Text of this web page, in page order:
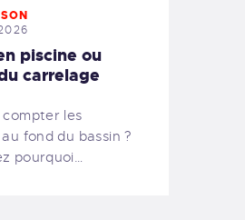
piscine ou
carrelage
les
fond du bassin ?
pourquoi…